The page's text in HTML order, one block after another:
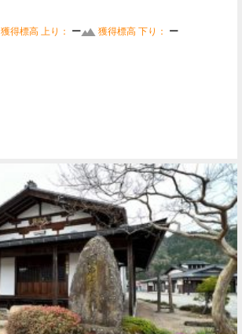
獲得標高 上り： ー 獲得標高 下り：
ー